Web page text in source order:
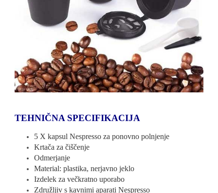
TEHNIČNA SPECIFIKACIJA
5 X kapsul Nespresso za ponovno polnjenje
Krtača za čiščenje
Odmerjanje
Material: plastika, nerjavno jeklo
Izdelek za večkratno uporabo
Združljiv s kavnimi aparati Nespresso